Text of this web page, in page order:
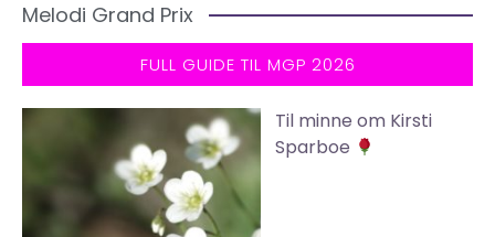
Melodi Grand Prix
FULL GUIDE TIL MGP 2026
Til minne om Kirsti
Sparboe